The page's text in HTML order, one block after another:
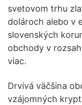
svetovom trhu
dolároch alebo v
slovenských
obchody v
viac.
Drvivá väčšina
vzájomných